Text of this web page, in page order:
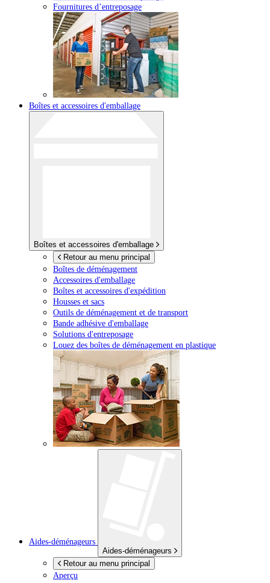
Fournitures d’entreposage
Boîtes et accessoires d'emballage
Boîtes et accessoires d'emballage
Retour au menu principal
Boîtes de déménagement
Accessoires d'emballage
Boîtes et accessoires d'expédition
Housses et sacs
Outils de déménagement et de transport
Bande adhésive d'emballage
Solutions d'entreposage
Louez des boîtes de déménagement en plastique
Aides-déménageurs
Aides-déménageurs
Retour au menu principal
Aperçu